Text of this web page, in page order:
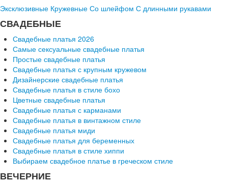
Эксклюзивные Кружевные Со шлейфом С длинными рукавами
СВАДЕБНЫЕ
Свадебные платья 2026
Самые сексуальные свадебные платья
Простые свадебные платья
Свадебные платья с крупным кружевом
Дизайнерские свадебные платья
Свадебные платья в стиле бохо
Цветные свадебные платья
Свадебные платья с карманами
Свадебные платья в винтажном стиле
Свадебные платья миди
Свадебные платья для беременных
Свадебные платья в стиле хиппи
Выбираем свадебное платье в греческом стиле
ВЕЧЕРНИЕ